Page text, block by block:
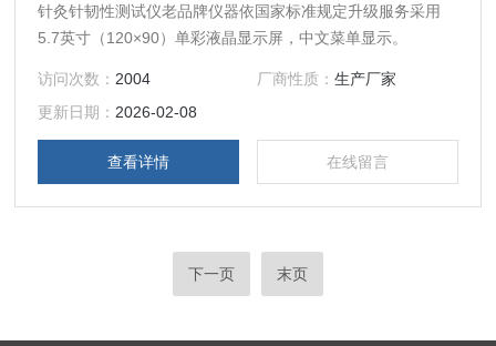
针灸针韧性测试仪老品牌仪器依国家标准规定升级服务采用
5.7英寸（120×90）单彩液晶显示屏，中文菜单显示。
访问次数： 2004 厂商性质： 生产厂家
更新日期： 2026-02-08
查看详情 在线留言
下一页 末页